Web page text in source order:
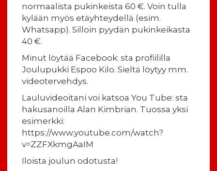
normaalista pukinkeista 60 €. Voin tulla
kylään myös etäyhteydellä (esim.
Whatsapp). Silloin pyydän pukinkeikasta
40 €.
Minut löytää Facebook: sta profiililla
Joulupukki Espoo Kilo. Sieltä löytyy mm.
videotervehdys.
Lauluvideoitani voi katsoa You Tube: sta
hakusanoilla Alan Kimbrian. Tuossa yksi
esimerkki:
https://www.youtube.com/watch?
v=ZZFXkmgAaIM
Iloista joulun odotusta!